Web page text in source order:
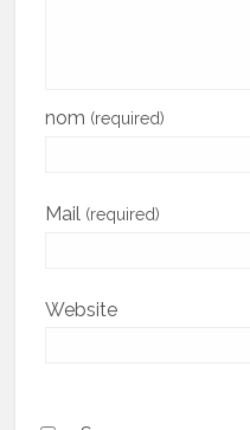
nom (required)
Mail (required)
Website